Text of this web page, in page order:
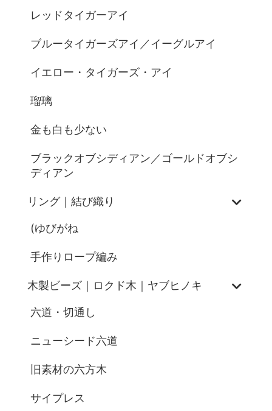
レッドタイガーアイ
ブルータイガーズアイ／イーグルアイ
イエロー・タイガーズ・アイ
瑠璃
金も白も少ない
ブラックオブシディアン／ゴールドオブシ
ディアン
リング｜結び織り
(ゆびがね
手作りロープ編み
木製ビーズ｜ロクド木｜ヤブヒノキ
六道・切通し
ニューシード六道
旧素材の六方木
サイプレス